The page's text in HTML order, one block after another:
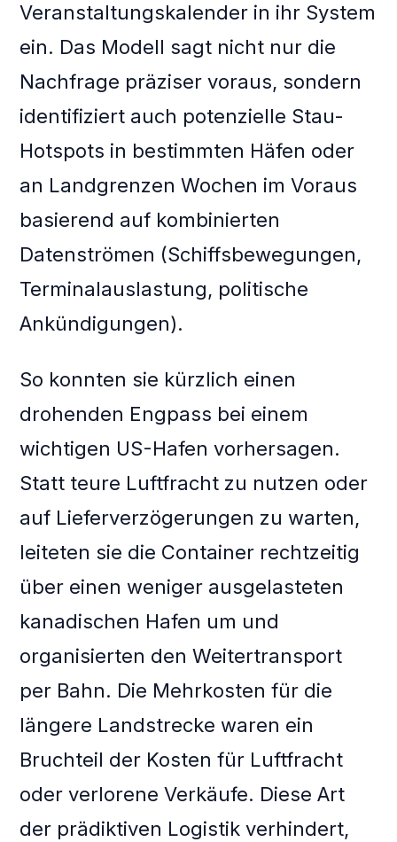
Veranstaltungskalender in ihr System
ein. Das Modell sagt nicht nur die
Nachfrage präziser voraus, sondern
identifiziert auch potenzielle Stau-
Hotspots in bestimmten Häfen oder
an Landgrenzen Wochen im Voraus
basierend auf kombinierten
Datenströmen (Schiffsbewegungen,
Terminalauslastung, politische
Ankündigungen).
So konnten sie kürzlich einen
drohenden Engpass bei einem
wichtigen US-Hafen vorhersagen.
Statt teure Luftfracht zu nutzen oder
auf Lieferverzögerungen zu warten,
leiteten sie die Container rechtzeitig
über einen weniger ausgelasteten
kanadischen Hafen um und
organisierten den Weitertransport
per Bahn. Die Mehrkosten für die
längere Landstrecke waren ein
Bruchteil der Kosten für Luftfracht
oder verlorene Verkäufe. Diese Art
der prädiktiven Logistik verhindert,